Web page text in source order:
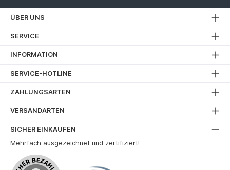
ÜBER UNS
SERVICE
INFORMATION
SERVICE-HOTLINE
ZAHLUNGSARTEN
VERSANDARTEN
SICHER EINKAUFEN
Mehrfach ausgezeichnet und zertifiziert!